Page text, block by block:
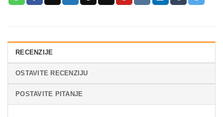
RECENZIJE
OSTAVITE RECENZIJU
POSTAVITE PITANJE